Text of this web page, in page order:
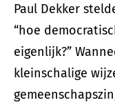
Paul Dekker
“hoe
eigenlijk?”
kleinschalige